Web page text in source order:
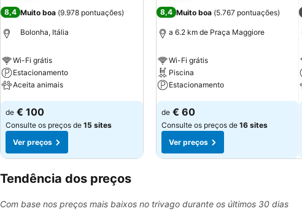
8,4 Muito boa (9.978 pontuações)
Bolonha, Itália
Wi-Fi grátis
Estacionamento
Aceita animais
Ver preços
de € 100
Consulte os preços de 15 sites
Ver preços
8,4 Muito boa (5.767 pontuações)
a 6.2 km de Praça Maggiore
Wi-Fi grátis
Piscina
Estacionamento
Ver preços
de € 60
Consulte os preços de 16 sites
Ver preços
Tendência dos preços
Com base nos preços mais baixos no trivago durante os últimos 30 dias